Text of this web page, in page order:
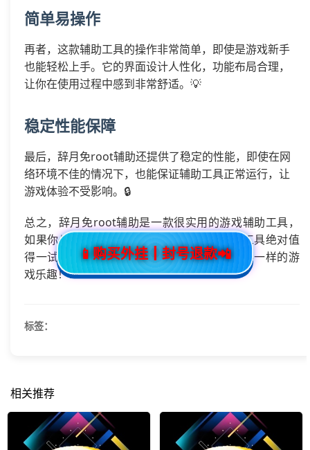
简单易操作
再者，这款辅助工具的操作非常简单，即使是游戏新手
也能轻松上手。它的界面设计人性化，功能布局合理，
让你在使用过程中感到非常舒适。💡
稳定性能保障
最后，辞月免root辅助还提供了稳定的性能，即使在网
络环境不佳的情况下，也能保证辅助工具正常运行，让
游戏体验不受影响。🔒
总之，辞月免root辅助是一款很实用的游戏辅助工具，
如果你也是英雄联盟手游的爱好者，那这款工具绝对值
得一试。快来试试看吧，相信它会给你带来不一样的游
戏乐趣！🎉
标签：
相关推荐
📱购买外挂┃封号退款📲